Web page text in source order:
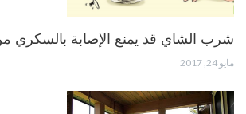
شرب الشاي قد يمنع الإصابة بالسكري
مايو 24, 2017